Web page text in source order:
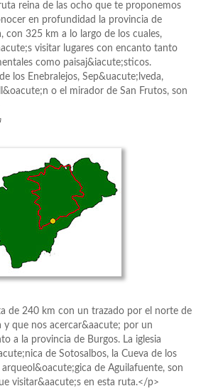
reina de las ocho que te proponemos
en profundidad la provincia de
con 325 km a lo largo de los cuales,
visitar lugares con encanto tanto
como paisaj&iacute;sticos.
los Enebralejos, Sep&uacute;lveda,
o el mirador de San Frutos, son
de 240 km con un trazado por el norte de
y que nos acercar&aacute; por un
a la provincia de Burgos. La iglesia
de Sotosalbos, la Cueva de los
arqueol&oacute;gica de Aguilafuente, son
visitar&aacute;s en esta ruta.</p>